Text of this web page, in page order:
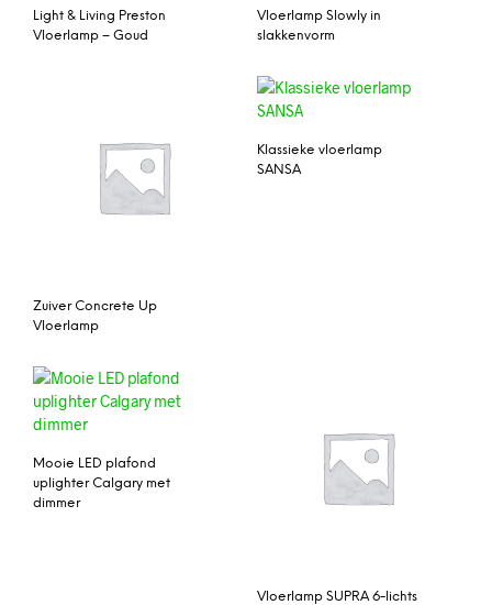
Light & Living Preston
Vloerlamp – Goud
Vloerlamp Slowly in
slakkenvorm
Zuiver Concrete Up
Vloerlamp
Klassieke vloerlamp
SANSA
Mooie LED plafond
uplighter Calgary met
dimmer
Vloerlamp SUPRA 6-lichts